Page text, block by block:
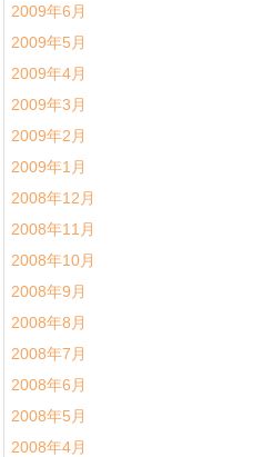
2009年6月
2009年5月
2009年4月
2009年3月
2009年2月
2009年1月
2008年12月
2008年11月
2008年10月
2008年9月
2008年8月
2008年7月
2008年6月
2008年5月
2008年4月